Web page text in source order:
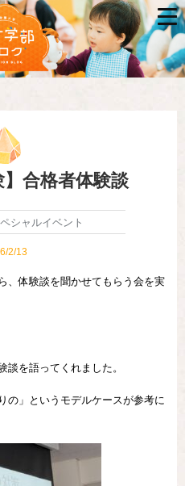
】合格者体験談
2/13
シャルイベント
、体験談を聞かせてもらう会を実
談を語ってくれました。
の」というモデルケースが参考に